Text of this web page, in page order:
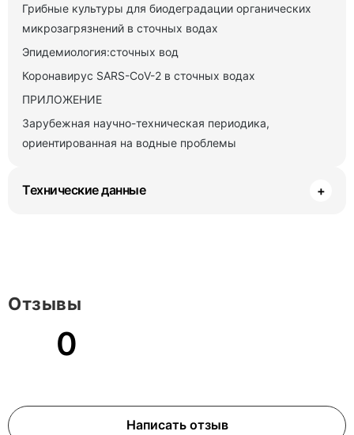
Грибные культуры для биодеградации органических
микрозагрязнений в сточных водах
Эпидемиология:сточных вод
Коронавирус SARS-СоV-2 в сточных водах
ПРИЛОЖЕНИЕ
Зарубежная научно-техническая периодика,
ориентированная на водные проблемы
Технические данные +
0
Написать отзыв
Отзывы